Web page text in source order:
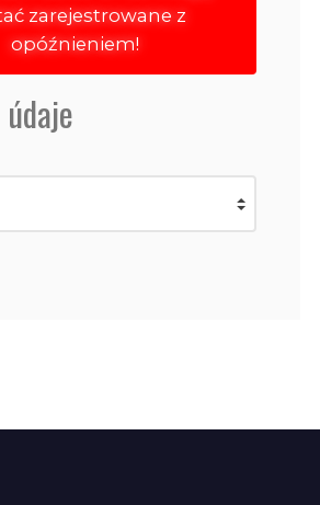
zarejestrowane z
opóźnieniem!